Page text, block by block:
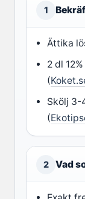
1
Ättika
2 dl
(
Skölj 3-
(
2 Vad